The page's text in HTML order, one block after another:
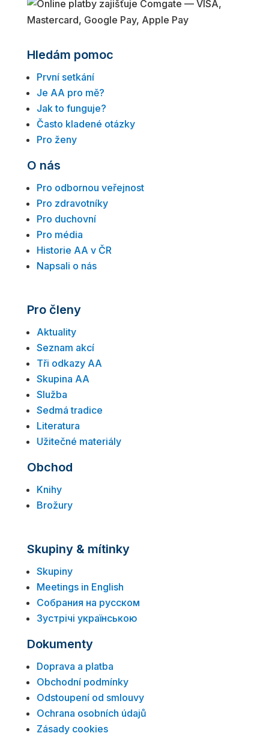
Hledám pomoc
První setkání
Je AA pro mě?
Jak to funguje?
Často kladené otázky
Pro ženy
O nás
Pro odbornou veřejnost
Pro zdravotníky
Pro duchovní
Pro média
Historie AA v ČR
Napsali o nás
Pro členy
Aktuality
Seznam akcí
Tři odkazy AA
Skupina AA
Služba
Sedmá tradice
Literatura
Užitečné materiály
Obchod
Knihy
Brožury
Skupiny & mítinky
Skupiny
Meetings in English
Собрания на русском
Зустрічі українською
Dokumenty
Doprava a platba
Obchodní podmínky
Odstoupení od smlouvy
Ochrana osobních údajů
Zásady cookies